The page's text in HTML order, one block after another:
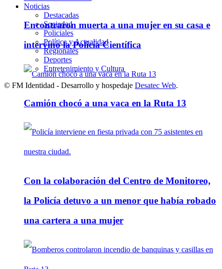
Encontraron muerta a una mujer en su casa e
intervino la Policía Científica
Camión chocó a una vaca en la Ruta 13
Con la colaboración del Centro de Monitoreo,
la Policía detuvo a un menor que había robado
una cartera a una mujer
Noticias
Destacadas
Sociedad
Policiales
Política y Actualidad
Regionales
Deportes
Entretenimiento y Cultura
© FM Identidad - Desarrollo y hospedaje Desatec Web.